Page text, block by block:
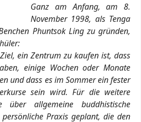
Ganz am Anfang, am 8.
November 1998, als Tenga
Phuntsok Ling zu gründen,
ein Zentrum zu kaufen ist, dass
einige Wochen oder Monate
und dass es im Sommer ein fester
sein wird. Für die weitere
über allgemeine buddhistische
Praxis geplant, die den